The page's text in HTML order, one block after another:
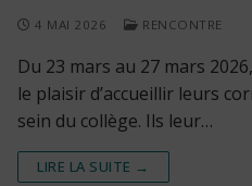
4 MAI 2026 RENCONTRE
Du 23 mars au 27 mars
le plaisir d’accueillir leurs
sein du collège. Ils leur…
LIRE LA SUITE →